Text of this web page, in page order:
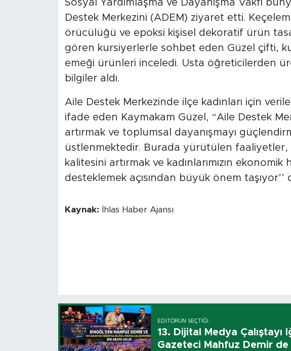
Sosyal Yardımlaşma ve Dayanışma Vakfı
Destek Merkezini (ADEM) ziyaret etti.
örücülüğü ve epoksi kişisel dekoratif ürün
gören kursiyerlerle sohbet eden Güzel çifti,
emeği ürünleri inceledi. Usta öğreticilerden
bilgiler aldı.
Aile Destek Merkezinde ilçe kadınları için
ifade eden Kaymakam Güzel, “Aile Destek
artırmak ve toplumsal dayanışmayı
üstlenmektedir. Burada yürütülen faaliyetler,
kalitesini artırmak ve kadınlarımızın ekonomik
desteklemek açısından büyük önem
Kaynak: İhlas Haber Ajansı
EDITÖRÜN SEÇTIĞI
13. Dijital Medya Çalıştayı
Gazeteci Mahfuz Demir de